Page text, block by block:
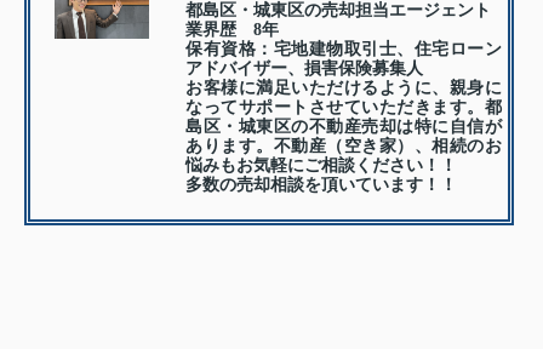
都島区・城東区の売却担当エージェント
業界歴 8年
保有資格：宅地建物取引士、住宅ローン
アドバイザー、損害保険募集人
お客様に満足いただけるように、親身に
なってサポートさせていただきます。都
島区・城東区の不動産売却は特に自信が
あります。不動産（空き家）、相続のお
悩みもお気軽にご相談ください！！
多数の売却相談を頂いています！！